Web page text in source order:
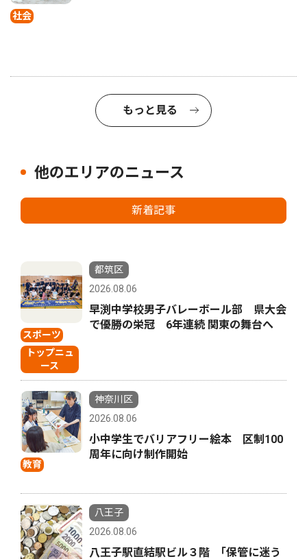
社会
もっと見る
他のエリアのニュース
新着記事
スポーツ
トップニュ
ース
都筑区
2026.08.06
早渕中学校男子バレーボール部 県大会
で優勝の栄冠 6年連続 関東の舞台へ
教育
神奈川区
2026.08.06
小中学生でバリアフリー絵本 区制100
周年に向け制作開始
八王子
2026.08.06
八王子駅直結駅ビル３階 ｢保管に迷う